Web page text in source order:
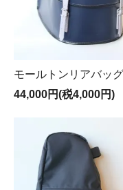
モールトンリアバッグ
44,000円(税4,000円)